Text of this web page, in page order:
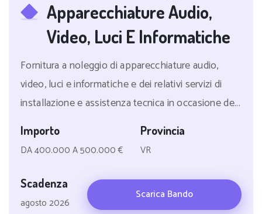
Apparecchiature Audio,
Video, Luci E Informatiche
Fornitura a noleggio di apparecchiature audio,
video, luci e informatiche e dei relativi servizi di
installazione e assistenza tecnica in occasione de...
Importo
DA 400.000 A 500.000 €
Provincia
VR
Scadenza
agosto 2026
Scarica Bando